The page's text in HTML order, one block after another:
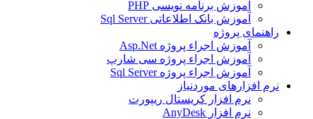
آموزش برنامه نویسی PHP
آموزش بانک اطلاعاتی Sql Server
راهنمای پروژه
آموزش اجراء پروژه Asp.Net
آموزش اجراء پروژه سی شارپ
آموزش اجراء پروژه Sql Server
نرم افزارهای موردنیاز
نرم افزار کریستال ریپورت
نرم افزار AnyDesk